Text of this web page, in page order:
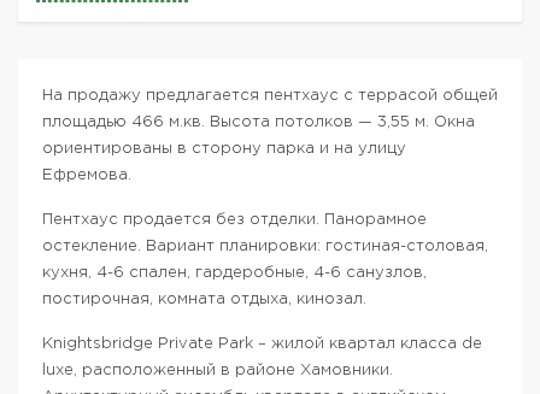
На продажу предлагается пентхаус с террасой общей
площадью 466 м.кв. Высота потолков — 3,55 м. Окна
ориентированы в сторону парка и на улицу
Ефремова.
Пентхаус продается без отделки. Панорамное
остекление. Вариант планировки: гостиная-столовая,
кухня, 4-6 спален, гардеробные, 4-6 санузлов,
постирочная, комната отдыха, кинозал.
Knightsbridge Private Park – жилой квартал класса de
luxe, расположенный в районе Хамовники.